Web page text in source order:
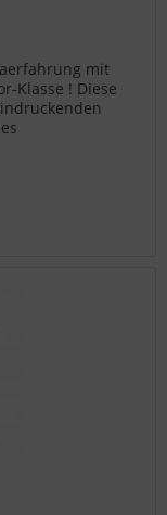
mit
Klasse ! Diese